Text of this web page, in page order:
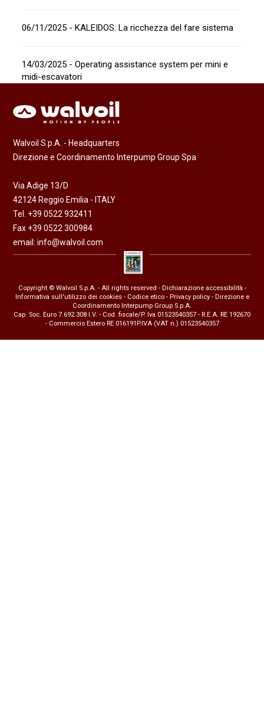
06/11/2025 - KALEIDOS: La ricchezza del fare sistema
14/03/2025 - Operating assistance system per mini e
midi-escavatori
Walvoil S.p.A. - Headquarters
Direzione e Coordinamento Interpump Group Spa
Via Adige 13/D
42124 Reggio Emilia - ITALY
Tel. +39 0522 932411
Fax +39 0522 300984
email:info@walvoil.com
Copyright © Walvoil S.p.A. - All rights reserved - Dichiarazione accessibilità -
Informativa sull'utilizzo dei cookies- Codice etico- Privacy policy- Direzione e
Coordinamento Interpump Group S.p.A.
Cap. Soc. Euro 7.692.308 I.V. - Cod. fiscale/P. Iva 01523540357 - R.E.A. RE 192670
- Commercio Estero RE 016191P.IVA (VAT n.) 01523540357